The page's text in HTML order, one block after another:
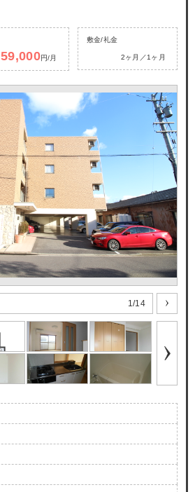
59,000円/月
敷金/礼金
2ヶ月／1ヶ月
1/14